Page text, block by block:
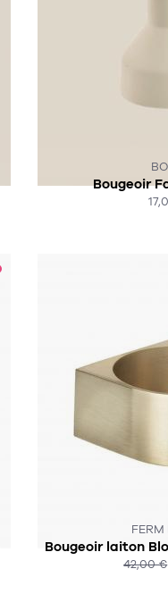
Bougeoir
FERM
Bougeoir laiton
42,00 €